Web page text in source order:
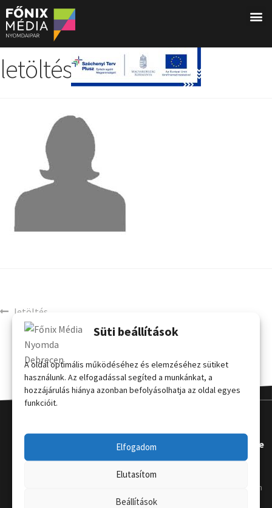
Süti beállítások
A oldal optimális működéséhez és elemzéséhez sütiket
használunk. Az elfogadással segíted a munkánkat, a
hozzájárulás hiánya azonban befolyásolhatja az oldal egyes
funkcióit.
Elfogadom
Elutasítom
Beállítások
letöltés
letöltés
Kapcsola
t
Terméke
k
Kordon